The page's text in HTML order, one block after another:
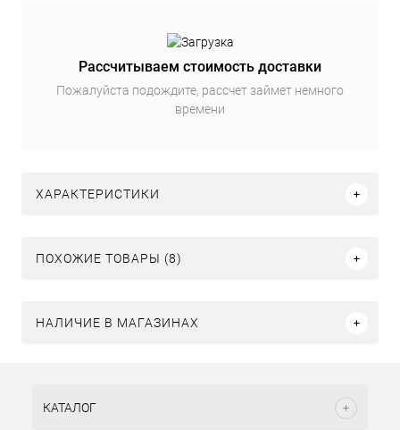
Рассчитываем стоимость доставки
Пожалуйста подождите, рассчет займет немного
времени
ХАРАКТЕРИСТИКИ
ПОХОЖИЕ ТОВАРЫ (8)
НАЛИЧИЕ В МАГАЗИНАХ
КАТАЛОГ